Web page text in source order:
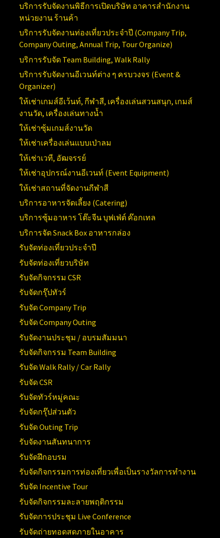
บริการรับจัดงานพิธีการเปิดบริษัท อาคารสำนักงาน
หน่วยงาน ร้านค้า
บริการรับจัดงานท่องเที่ยวประจำปี (Company Trip,
Company Outing, Annual Trip, Tour Organize)
บริการรับจัด Team Building, Walk Rally
บริการรับจัดงานอีเวนท์ต่าง ๆ ครบวงจร (Event &
Organizer)
ให้เช่าเกมส์อีเว้นท์, กีฬาสี, เครื่องเล่นสวนสนุก, เกมส์
งานวัด, เครื่องเล่นทางน้ำ
ให้เช่าซุ้มเกมส์งานวัด
ให้เช่าเครื่องเล่นแบบเป่าลม
ให้เช่าเวที, อัฒจรรย์
ให้เช่าอุปกรณ์งานอีเวนท์ (Event Equipment)
ให้เช่าสถานที่จัดงานกีฬาสี
บริการอาหารจัดเลี้ยง (Catering)
บริการซุ้มอาหาร โต๊ะจีน บุฟเฟ่ต์ ค๊อกเทล
บริการจัด Snack Box อาหารกล่อง
รับจัดท่องเที่ยวประจำปี
รับจัดท่องเที่ยวบริษัท
รับจัดกิจกรรม CSR
รับจัดกรุ๊ปทัวร์
รับจัด Company Trip
รับจัด Company Outing
รับจัดงานประชุม / อบรมสัมมนา
รับจัดกิจกรรม Team Building
รับจัด Walk Rally / Car Rally
รับจัด CSR
รับจัดทัวร์หมู่คณะ
รับจัดกรุ๊ปส่วนตัว
รับจัด Outing Trip
รับจัดงานสันทนาการ
รับจัดฝึกอบรม
รับจัดกิจกรรมการท่องเที่ยวเพื่อเป็นรางวัลการทำงาน
รับจัด Incentive Tour
รับจัดกิจกรรมละลายพฤติกรรม
รับจัดการประชุม Live Conference
รับจัดถ่ายทอดสดภายในอาคาร